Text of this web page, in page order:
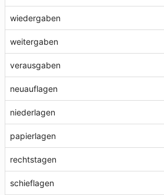
wiedergaben
weitergaben
verausgaben
neuauflagen
niederlagen
papierlagen
rechtstagen
schieflagen